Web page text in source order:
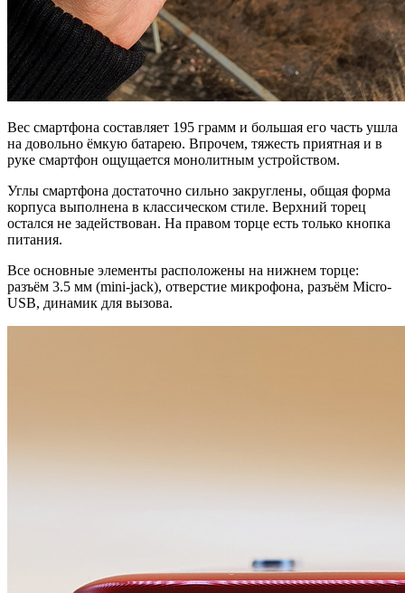
Вес смартфона составляет 195 грамм и большая его часть ушла
на довольно ёмкую батарею. Впрочем, тяжесть приятная и в
руке смартфон ощущается монолитным устройством.
Углы смартфона достаточно сильно закруглены, общая форма
корпуса выполнена в классическом стиле. Верхний торец
остался не задействован. На правом торце есть только кнопка
питания.
Все основные элементы расположены на нижнем торце:
разъём 3.5 мм (mini-jack), отверстие микрофона, разъём Micro-
USB, динамик для вызова.